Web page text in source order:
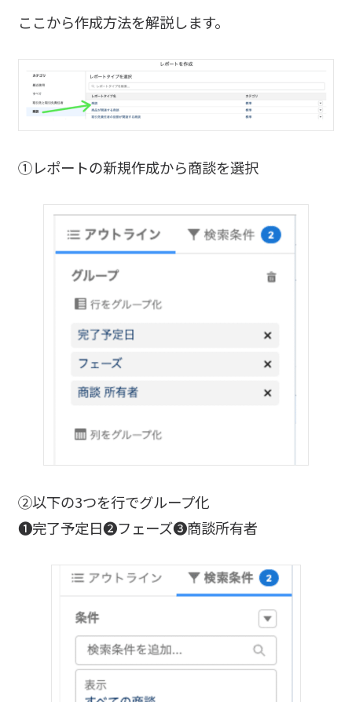
ここから作成方法を解説します。
①レポートの新規作成から商談を選択
②以下の3つを行でグループ化
❶完了予定日❷フェーズ❸商談所有者